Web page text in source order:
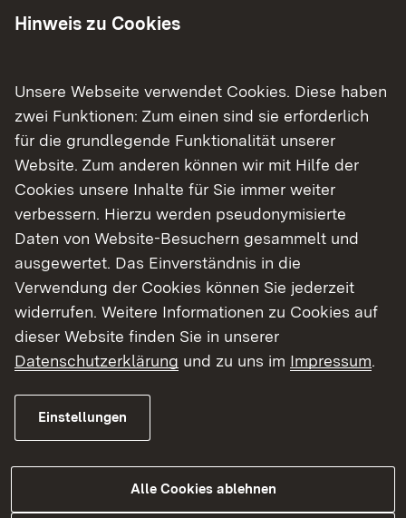
Bezirkspersonalvertretung
Bezirksvertrauenspersonen
Örtlicher Personalrat (ÖPR)
Dienststelle und Personalvertretung arbeiten
(...) vertrauensvoll (...) zum Wohle der
Beschäftigten und der der Dienststelle
obliegenden Aufgaben zusammen" (§ 2, Abs. 1
LPVG).
In diesem Rahmen nimmt der ÖPR vielfältige
Mitwirkung an der Personalplanung der
Hinweis zu Cookies
Unsere Webseite verwendet Cookies. Diese haben
zwei Funktionen: Zum einen sind sie erforderlich
für die grundlegende Funktionalität unserer
Website. Zum anderen können wir mit Hilfe der
Cookies unsere Inhalte für Sie immer weiter
verbessern. Hierzu werden pseudonymisierte
Daten von Website-Besuchern gesammelt und
ausgewertet. Das Einverständnis in die
Verwendung der Cookies können Sie jederzeit
widerrufen. Weitere Informationen zu Cookies auf
dieser Website finden Sie in unserer
Datenschutzerklärung und zu uns im Impressum.
Einstellungen
Alle Cookies ablehnen